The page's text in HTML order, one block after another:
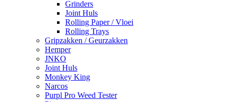
Grinders
Joint Huls
Rolling Paper / Vloei
Rolling Trays
Gripzakken / Geurzakken
Hemper
JNKO
Joint Huls
Monkey King
Narcos
Purpl Pro Weed Tester